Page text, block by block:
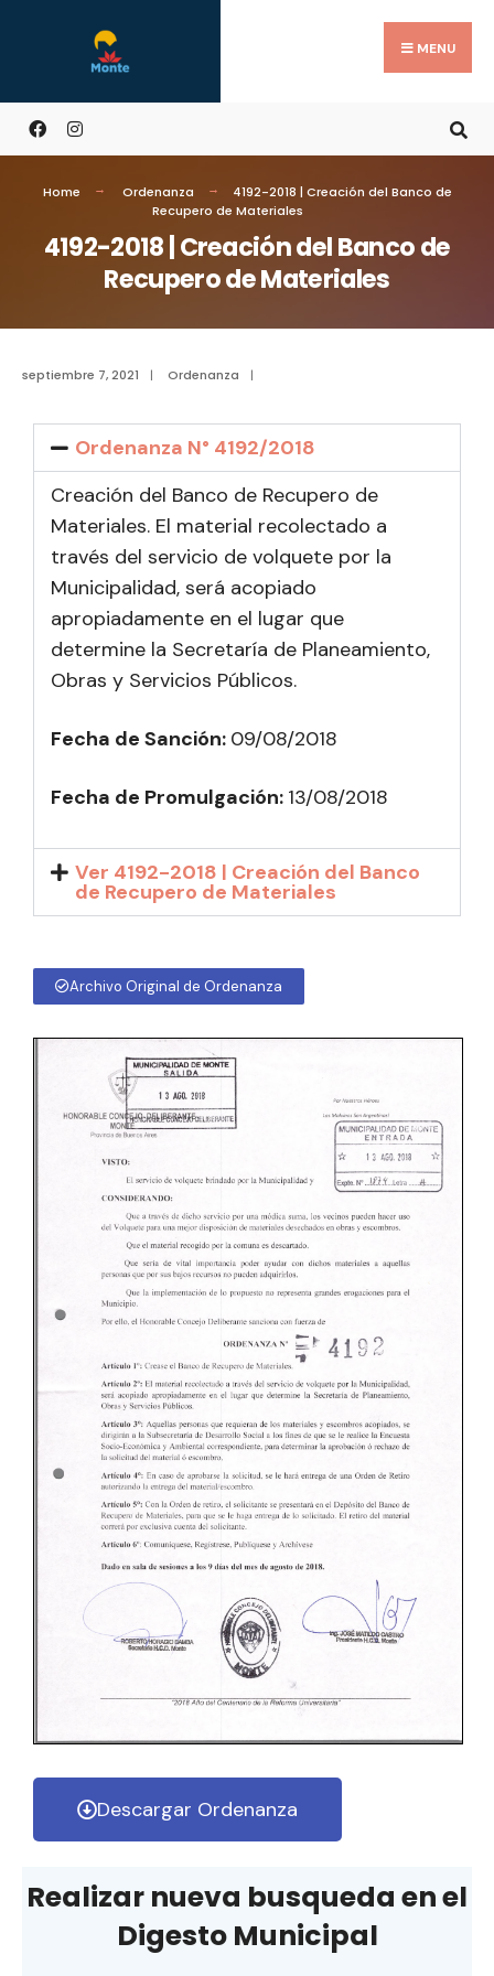
MENU
Home Ordenanza
4192-2018 | Creación del Banco de
Recupero de Materiales
4192-2018 | Creación del Banco de
Recupero de Materiales
septiembre 7, 2021 | Ordenanza |
Ordenanza N° 4192/2018
Creación del Banco de Recupero de
Materiales. El material recolectado a
través del servicio de volquete por la
Municipalidad, será acopiado
apropiadamente en el lugar que
determine la Secretaría de Planeamiento,
Obras y Servicios Públicos.
Fecha de Sanción: 09/08/2018
Fecha de Promulgación: 13/08/2018
Ver 4192-2018 | Creación del Banco
de Recupero de Materiales
Archivo Original de Ordenanza
Descargar Ordenanza
Realizar nueva busqueda en el
Digesto Municipal